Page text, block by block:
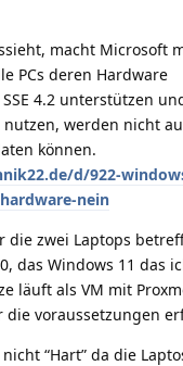
macht Microsoft
PCs deren Hardware
SSE 4.2 unterstützen
nutzen, werden nicht
können.
d/922-
nein
die zwei Laptops
das Windows 11 das
läuft als VM mit
die voraussetzungen
“Hart” da die